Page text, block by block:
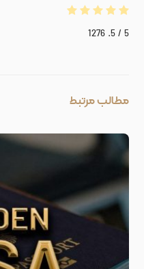
5
/ 5.
1276
مطالب مرتبط